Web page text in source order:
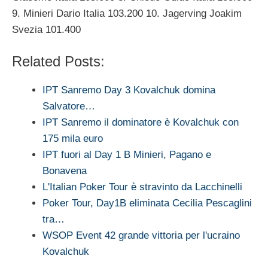
9. Minieri Dario Italia 103.200 10. Jagerving Joakim
Svezia 101.400
Related Posts:
IPT Sanremo Day 3 Kovalchuk domina
Salvatore…
IPT Sanremo il dominatore è Kovalchuk con
175 mila euro
IPT fuori al Day 1 B Minieri, Pagano e
Bonavena
L'Italian Poker Tour è stravinto da Lacchinelli
Poker Tour, Day1B eliminata Cecilia Pescaglini
tra…
WSOP Event 42 grande vittoria per l'ucraino
Kovalchuk